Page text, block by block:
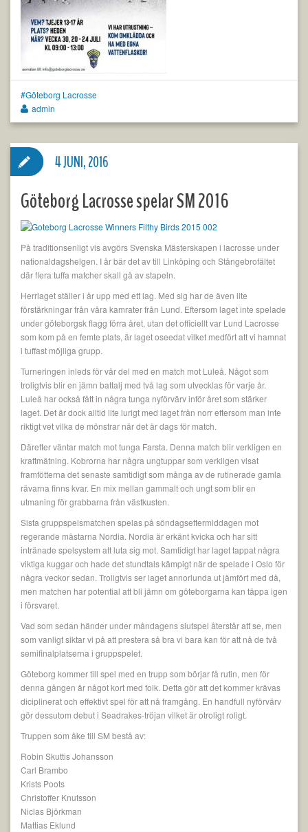
Göteborg Lacrosse
admin
Göteborg Lacrosse spelar SM 2016
På traditionsenligt vis avgörs Svenska Mästerskapen i lacrosse under
nationaldagshelgen. I år bär det av till Linköping och Stångebrofältet
där flera tuffa matcher skall gå av stapeln.
Herrlaget ställer i år upp med ett lag. Med sig har de även lite
förstärkningar från våra kamrater från Lund. Eftersom laget inte spelade
under göteborgsk flagg förra året, utan det officiellt var Lund Lacrosse
som kom på en femte plats, är laget oseedat vilket medfört att vi hamnat
i tuffast möjliga grupp.
Turneringen inleds för vår del med en match mot Luleå. Något som
troligtvis blir en jämn battalj med två lag som utvecklas för varje år.
Luleå har också fått in några tunga nyförvärv inför året som stärker
laget. Det är dock alltid lite lurigt med laget från norr eftersom man inte
riktigt vet vilka de mönstrar när det är dags för match.
Därefter väntar match mot tunga Farsta. Denna match blir verkligen en
kraftmätning. Kobrorna har några ungtuppar som verkligen visat
framfötterna det senaste samtidigt som många av de rutinerade gamla
rävarna finns kvar. En mix mellan gammalt och ungt som blir en
utmaning för grabbarna från västkusten.
Sista gruppspelsmatchen spelas på söndagseftermiddagen mot
regerande mästarna Nordia. Nordia är erkänt kvicka och har sitt
intränade spelsystem att luta sig mot. Samtidigt har laget tappat några
viktiga kuggar och hade det stundtals kämpigt när de spelade i Oslo för
några veckor sedan. Troligtvis ser laget annorlunda ut jämfört med då,
men matchen har potential att bli jämn om göteborgarna kan täppa igen
i försvaret.
Vad som sedan händer under måndagens slutspel återstår att se, men
som vanligt siktar vi på att prestera så bra vi bara kan för att nå de två
semifinalplatserna i gruppspelet.
Göteborg kommer till spel med en trupp som börjar få rutin, men för
denna gången är något kort med folk. Detta gör att det kommer krävas
diciplinerat och effektivt spel för att nå framgång. En handfull nyförvärv
gör dessutom debut i Seadrakes-tröjan vilket är otroligt roligt.
Truppen som åke till SM bestå av:
Robin Skuttis Johansson
Carl Brambo
Krists Poots
Christoffer Knutsson
Niclas Björkman
Mattias Eklund
4 JUNI, 2016